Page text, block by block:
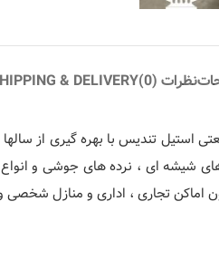
نظرات (0) & DELIVERY
استیل تندیس با بهره گیری از
شیشه ای ، نرده های جوشی و
تجاری ، اداری و منازل شخصی و